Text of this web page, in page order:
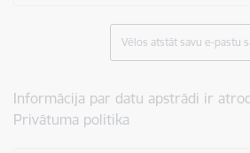
Vēlos atstāt savu e-pastu
Informācija par datu apstrādi ir
Privātuma politika